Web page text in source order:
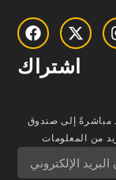
اشتراك
مباشرةً إلى صندوق